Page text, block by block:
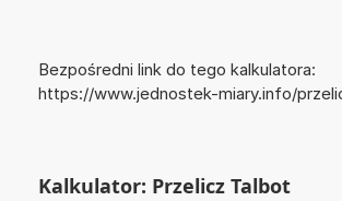
Bezpośredni link do tego kalkulatora:
https://www.jednostek-miary.info/
Kalkulator: Przelicz Talbot